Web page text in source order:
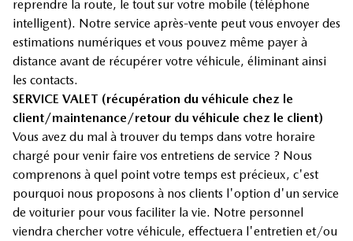
reprendre la route, le tout sur votre mobile (téléphone
intelligent). Notre service après-vente peut vous envoyer des
estimations numériques et vous pouvez même payer à
distance avant de récupérer votre véhicule, éliminant ainsi
les contacts.
SERVICE VALET (récupération du véhicule chez le
client/maintenance/retour du véhicule chez le client)
Vous avez du mal à trouver du temps dans votre horaire
chargé pour venir faire vos entretiens de service ? Nous
comprenons à quel point votre temps est précieux, c'est
pourquoi nous proposons à nos clients l'option d'un service
de voiturier pour vous faciliter la vie. Notre personnel
viendra chercher votre véhicule, effectuera l'entretien et/ou